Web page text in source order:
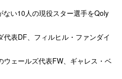
ない10人の現役スター選手をQoly
代表DF、フィルヒル・ファンダイ
ウェールズ代表FW、ギャレス・ベ